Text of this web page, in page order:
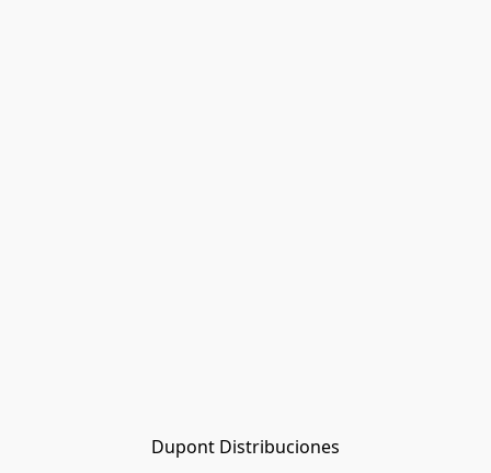
Dupont Distribuciones